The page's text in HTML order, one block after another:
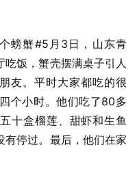
螃蟹#5月3日，山东青
吃饭，蟹壳摆满桌子引人
友。平时大家都吃的很
个小时。他们吃了80多
十盒榴莲、甜虾和生鱼
有停过。最后，他们在家